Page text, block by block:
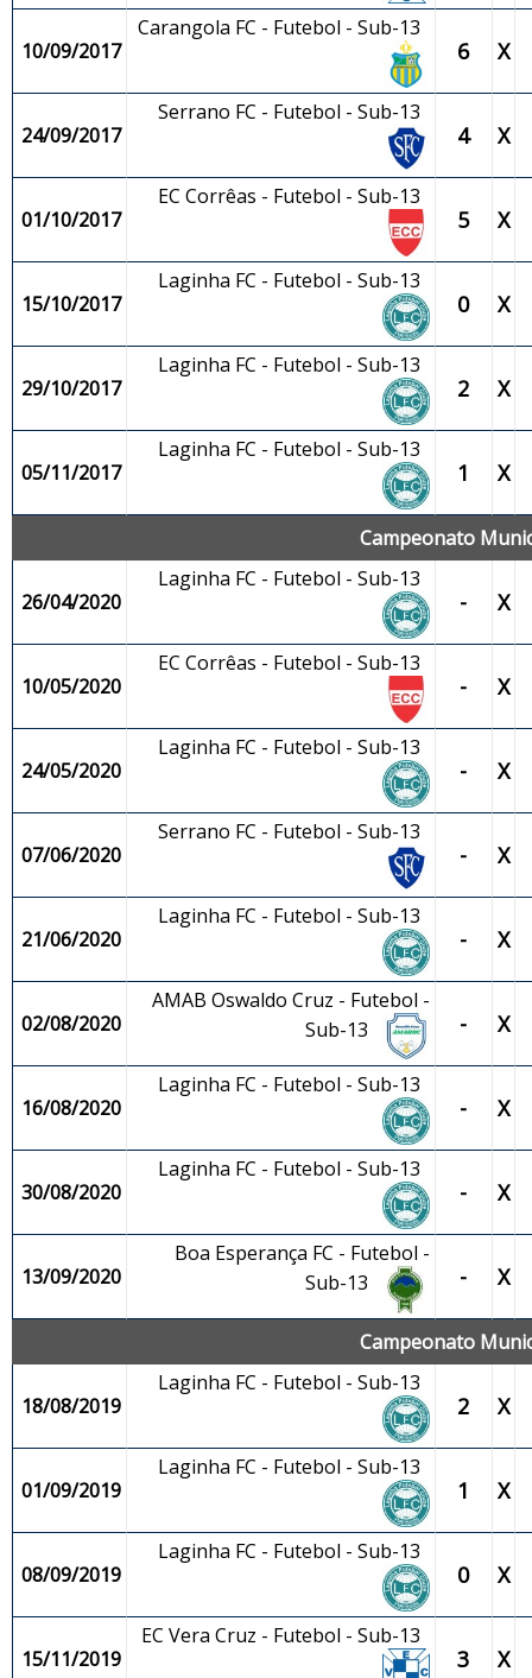
10/09/2017
Carangola FC - Futebol - Sub-13
6 X
24/09/2017
Serrano FC - Futebol - Sub-13
4 X
01/10/2017
EC Corrêas - Futebol - Sub-13
5 X
15/10/2017
Laginha FC - Futebol - Sub-13
0 X
29/10/2017
Laginha FC - Futebol - Sub-13
2 X
05/11/2017
Laginha FC - Futebol - Sub-13
1 X
Campeonato
26/04/2020
Laginha FC - Futebol - Sub-13
- X
10/05/2020
EC Corrêas - Futebol - Sub-13
- X
24/05/2020
Laginha FC - Futebol - Sub-13
- X
07/06/2020
Serrano FC - Futebol - Sub-13
- X
21/06/2020
Laginha FC - Futebol - Sub-13
- X
02/08/2020
AMAB Oswaldo Cruz - Futebol -
Sub-13
- X
16/08/2020
Laginha FC - Futebol - Sub-13
- X
30/08/2020
Laginha FC - Futebol - Sub-13
- X
13/09/2020
Boa Esperança FC - Futebol -
Sub-13
- X
Campeonato
18/08/2019
Laginha FC - Futebol - Sub-13
2 X
01/09/2019
Laginha FC - Futebol - Sub-13
1 X
08/09/2019
Laginha FC - Futebol - Sub-13
0 X
15/11/2019
EC Vera Cruz - Futebol - Sub-13
3 X